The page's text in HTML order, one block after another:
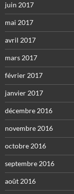
juin 2017
mai 2017
avril 2017
mars 2017
février 2017
janvier 2017
décembre 2016
novembre 2016
octobre 2016
septembre 2016
août 2016